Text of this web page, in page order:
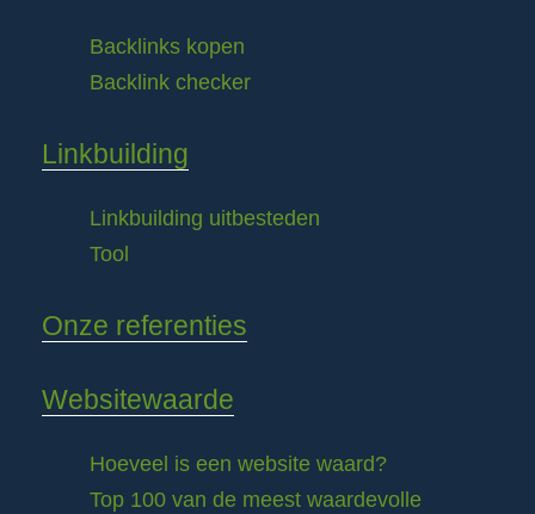
Backlinks kopen
Backlink checker
Linkbuilding
Linkbuilding uitbesteden
Tool
Onze referenties
Websitewaarde
Hoeveel is een website waard?
Top 100 van de meest waardevolle